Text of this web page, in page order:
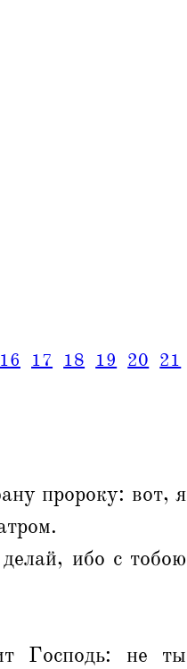
16 17 18 19 20 21
пророку: вот, я
ибо с тобою
Господь: не ты